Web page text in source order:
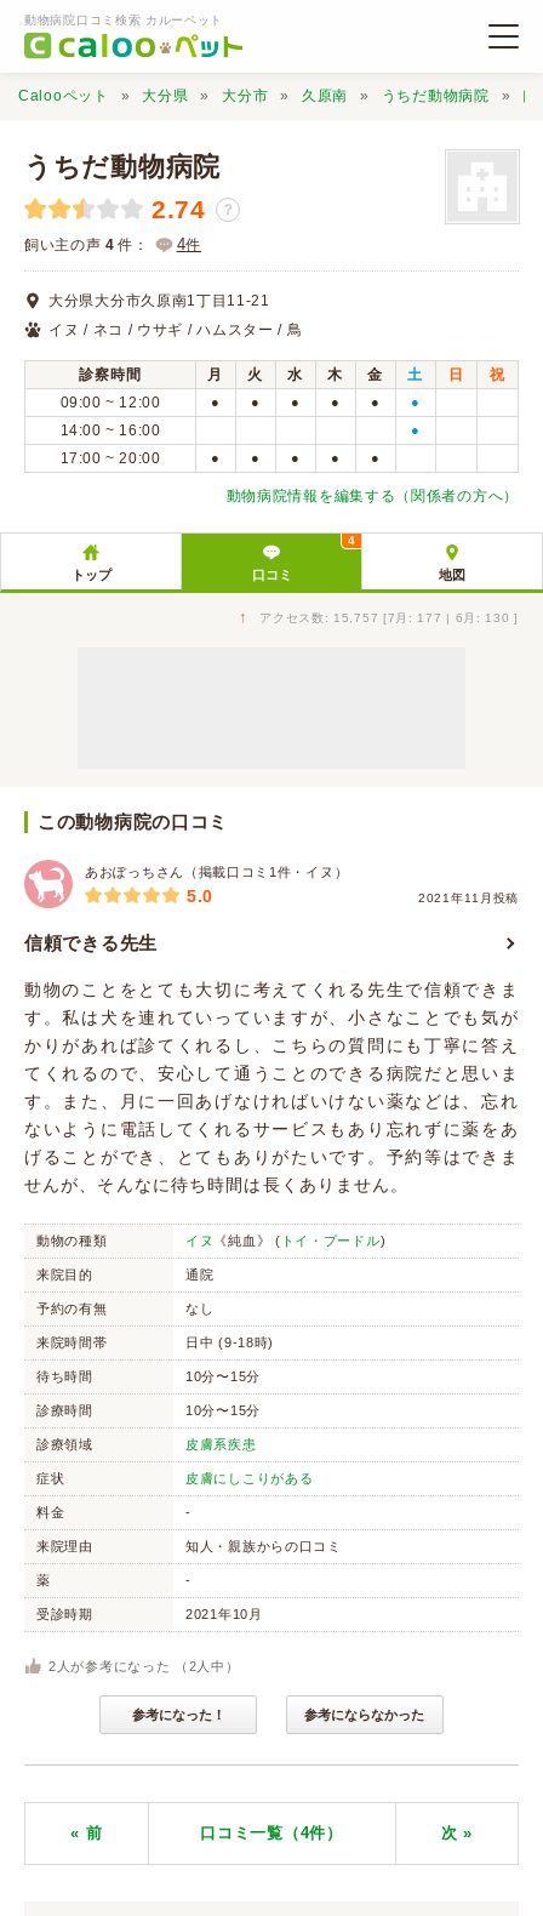
動物病院口コミ検索 カルーペット
動物病院検索
口コミ検索
Calooペットとは？
口コミ投稿
Calooペット 大分県 大分市 久原南 うちだ動物病院 口
うちだ動物病院
2.74 ？
飼い主の声 4 件： 4件
大分県大分市久原南1丁目11-21
イヌ / ネコ / ウサギ / ハムスター / 鳥
診察時間 月 火 水 木 金 土 日
祝
09:00 ~ 12:00
● ● ● ● ● ●
14:00 ~ 16:00 ●
17:00 ~ 20:00 ● ● ● ● ●
動物病院情報を編集する（関係者の方へ）
トップ 口コミ
4
地図
↑ アクセス数: 15,757 [7月: 177 | 6月: 130 ]
この動物病院の口コミ
あおぽっちさん（掲載口コミ1件・イヌ）
2021年11月投稿
5.0
信頼できる先生
動物のことをとても大切に考えてくれる先生で信頼できま
す。私は犬を連れていっていますが、小さなことでも気が
かりがあれば診てくれるし、こちらの質問にも丁寧に答え
てくれるので、安心して通うことのできる病院だと思いま
す。また、月に一回あげなければいけない薬などは、忘れ
ないように電話してくれるサービスもあり忘れずに薬をあ
げることができ、とてもありがたいです。予約等はできま
せんが、そんなに待ち時間は長くありません。
動物の種類 イヌ 《純血》 ( トイ・プードル)
来院目的 通院
予約の有無 なし
来院時間帯 日中 (9-18時)
待ち時間 10分〜15分
診療時間 10分〜15分
診療領域 皮膚系疾患
症状 皮膚にしこりがある
料金 -
来院理由 知人・親族からの口コミ
薬 -
受診時期 2021年10月
2 人が参考になった （ 2 人中）
参考になった！ 参考にならなかった
« 前 口コミ一覧（4件） 次 »